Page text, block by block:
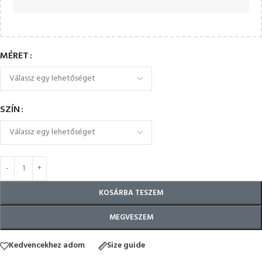
MÉRET
SZÍN
KOSÁRBA TESZEM
MEGVESZEM
Kedvencekhez adom Size guide